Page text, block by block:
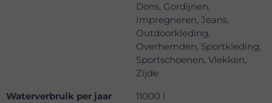
Dons, Gordijnen,
Impregneren, Jeans,
Outdoorkleding,
Overhemden, Sportkleding,
Sportschoenen, Vlekken,
Zijde
Waterverbruik per jaar
11000 l